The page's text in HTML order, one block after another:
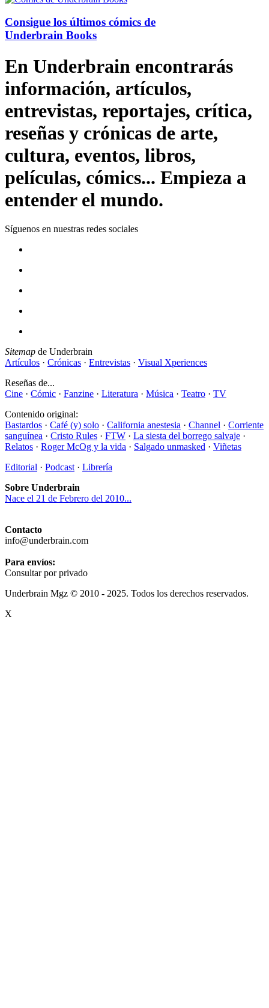
Consigue los últimos cómics de
Underbrain Books
En Underbrain encontrarás
información, artículos,
entrevistas, reportajes, crítica,
reseñas y crónicas de arte,
cultura, eventos, libros,
películas, cómics... Empieza a
entender el mundo.
Síguenos en nuestras redes sociales
Sitemap de Underbrain
Artículos · Crónicas · Entrevistas · Visual Xperiences
Reseñas de...
Cine · Cómic · Fanzine · Literatura · Música · Teatro · TV
Contenido original:
Bastardos · Café (y) solo · California anestesia · Channel · Corriente
sanguínea · Cristo Rules · FTW · La siesta del borrego salvaje ·
Relatos · Roger McOg y la vida · Salgado unmasked · Viñetas
Editorial · Podcast · Librería
Sobre Underbrain
Nace el 21 de Febrero del 2010...
Contacto
info@underbrain.com
Para envíos:
Consultar por privado
Underbrain Mgz © 2010 - 2025. Todos los derechos reservados.
X